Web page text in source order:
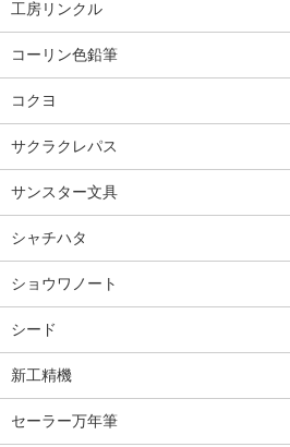
工房リンクル
コーリン色鉛筆
コクヨ
サクラクレパス
サンスター文具
シャチハタ
ショウワノート
シード
新工精機
セーラー万年筆